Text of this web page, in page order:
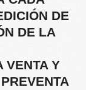
DE
DE LA
VENTA Y